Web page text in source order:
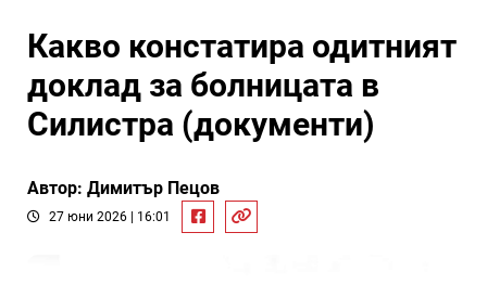
Какво констатира одитният
доклад за болницата в
Силистра (документи)
Автор: Димитър Пецов
27 юни 2026 | 16:01